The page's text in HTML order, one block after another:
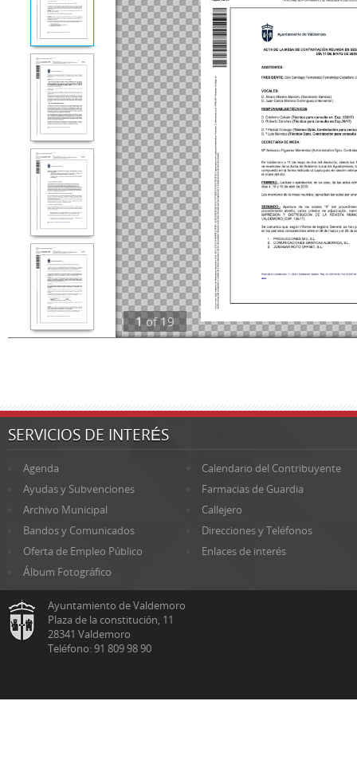
1 of 19
SERVICIOS DE INTERÉS
Agenda
Calendario del Contribuyente
Ayudas y Subvenciones
Farmacias de Guardia
Archivo Municipal
Callejero
Bandos y Comunicados
Direcciones y Teléfonos
Oferta de Empleo Público
Enlaces de interés
Álbum Fotográfico
Ayuntamiento de Valdemoro
Plaza de la constitución, 11
28341 Valdemoro
Teléfono: 91 809 98 90